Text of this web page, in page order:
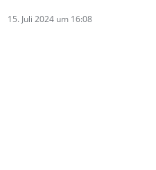
15. Juli 2024 um 16:08